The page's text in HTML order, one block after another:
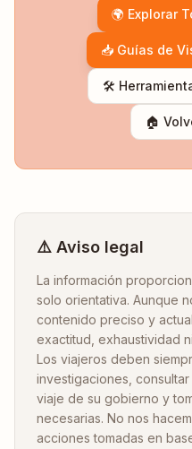
🌍 Explorar
📥 Guías de
🛠️
🏠
⚠️ Aviso legal
La información
solo orientativa. Aunque
contenido preciso y
exactitud, exhaustividad
Los viajeros deben
investigaciones,
viaje de su gobierno y
necesarias. No nos
acciones tomadas en